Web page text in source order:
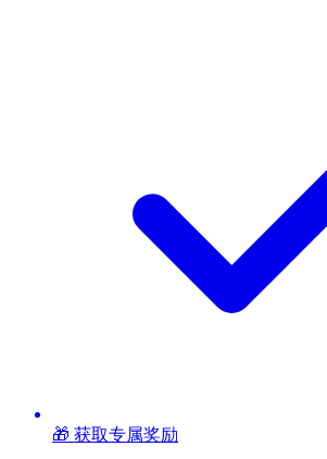
🎁 获取专属奖励